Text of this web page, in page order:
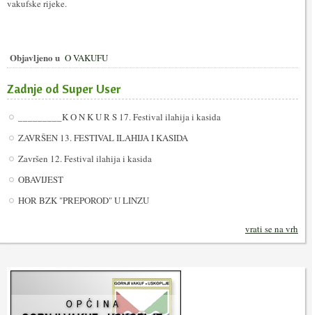
vakufske rijeke.
Objavljeno u O VAKUFU
Zadnje od Super User
_________K O N K U R S 17. Festival ilahija i kasida
ZAVRŠEN 13. FESTIVAL ILAHIJA I KASIDA
Završen 12. Festival ilahija i kasida
OBAVIJEST
HOR BZK "PREPOROD" U LINZU
vrati se na vrh